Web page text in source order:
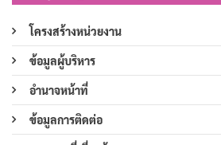
โครงสร้างหน่วยงาน
ข้อมูลผู้บริหาร
อำนาจหน้าที่
ข้อมูลการติดต่อ